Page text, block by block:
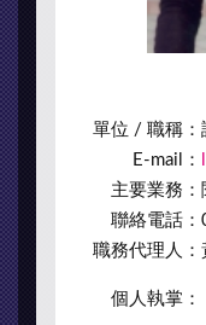
單位 / 職稱：
E-mail：
主要業務：
聯絡電話：
職務代理人：
個人執掌：